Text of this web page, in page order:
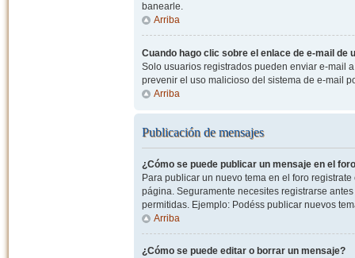
banearle.
Arriba
Cuando hago clic sobre el enlace de e-mail de
Solo usuarios registrados pueden enviar e-mail
prevenir el uso malicioso del sistema de e-mail
Arriba
Publicación de mensajes
¿Cómo se puede publicar un mensaje en el
Para publicar un nuevo tema en el foro
página. Seguramente necesites registrarse
permitidas. Ejemplo: Podéss publicar nuevos
Arriba
¿Cómo se puede editar o borrar un mensaje?